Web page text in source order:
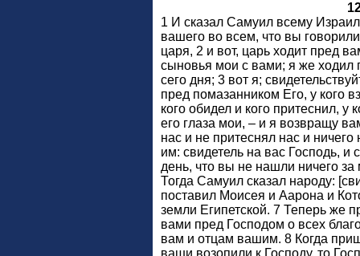
1 И сказал Самуил всему
вашего во всем, что вы
царя, 2 и вот, царь ходит пред
сыновья мои с вами; я же ходил
сего дня; 3 вот я;
пред помазанником Его, у кого
кого обидел и кого притеснил, у
его глаза мои, – и я возвращу
нас и не притеснял нас и ничего
им: свидетель на вас Господь, и
день, что вы не нашли ничего
Тогда Самуил сказал народу:
поставил Моисея и Аарона и
земли Египетской. 7 Теперь же
вами пред Господом о всех
вам и отцам вашим. 8 Когда
ваши возопили к Господу, то